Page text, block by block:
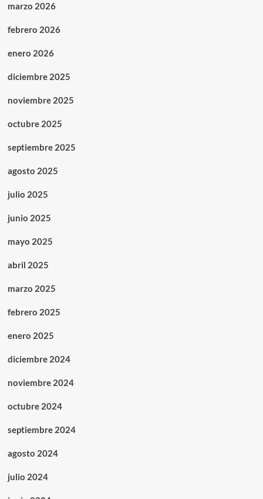
marzo 2026
febrero 2026
enero 2026
diciembre 2025
noviembre 2025
octubre 2025
septiembre 2025
agosto 2025
julio 2025
junio 2025
mayo 2025
abril 2025
marzo 2025
febrero 2025
enero 2025
diciembre 2024
noviembre 2024
octubre 2024
septiembre 2024
agosto 2024
julio 2024